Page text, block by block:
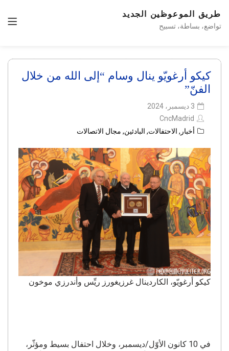
طريق الموعوظين الجديد
تواضع، بساطة، تسبيح
كيكو أرغويّو ينال وسام “إلى الله من خلال
الفنّ”
3 ديسمبر، 2024
CncMadrid
أخبار , الاحتفالات, البادئين, مجال الاتصالات
كيكو أرغويّو، الكاردينال غرزيغورز ريِّس وأندرزي موخون
في 10 كانون الأوّل/ديسمبر، وخلال احتفال بسيط ومؤثّر،